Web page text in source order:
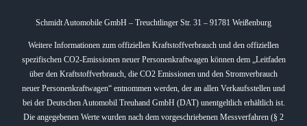
Schmidt Automobile GmbH – Treuchtlinger Str. 31 – 91781 Weißenburg
Weitere Informationen zum offiziellen Kraftstoffverbrauch und den offiziellen
spezifischen CO2-Emissionen neuer Personenkraftwagen können dem „Leitfaden
über den Kraftstoffverbrauch, die CO2 Emissionen und den Stromverbrauch
neuer Personenkraftwagen“ entnommen werden, der an allen Verkaufsstellen und
bei der Deutschen Automobil Treuhand GmbH (DAT) unentgeltlich erhältlich ist.
Die angegebenen Werte wurden nach dem vorgeschriebenen Messverfahren (§ 2